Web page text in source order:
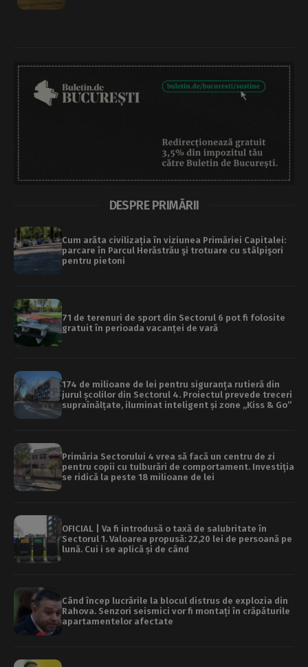
DESPRE PRIMĂRII
Cum arăta civilizația în viziunea Primăriei Capitalei:
parcare în Parcul Herăstrău şi trotuare cu stâlpişori
pentru pietoni
71 de terenuri de sport din Sectorul 6 pot fi folosite
gratuit în perioada vacanței de vară
174 de milioane de lei pentru siguranța rutieră din
jurul școlilor din Sectorul 4. Proiectul prevede treceri
supraînălțate, iluminat inteligent și zone „Kiss & Go”
Primăria Sectorului 4 vrea să facă un centru de zi
pentru copii cu tulburări de comportament. Investiția
se ridică la peste 18 milioane de lei
OFICIAL | Va fi introdusă o taxă de salubritate în
Sectorul 1. Valoarea propusă: 22,20 lei de persoană pe
lună. Cui i se aplică și de când
Când încep lucrările la blocul distrus de explozia din
Rahova. Senzori seismici vor fi montați în crăpăturile
apartamentelor afectate